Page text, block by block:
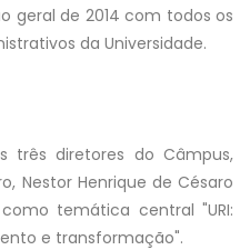
geral de 2014 com todos os
da Universidade.
três diretores do Câmpus,
Nestor Henrique de Césaro
temática central "URI:
e transformação".